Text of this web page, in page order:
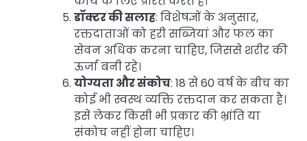
डॉक्टर की सलाह: विशेषज्ञों के अनुसार,
रक्तदाताओं को हरी सब्जियां और फल का
सेवन अधिक करना चाहिए, जिससे शरीर की
ऊर्जा बनी रहे।
योग्यता और संकोच: 18 से 60 वर्ष के बीच का
कोई भी स्वस्थ व्यक्ति रक्तदान कर सकता है।
इसे लेकर किसी भी प्रकार की भ्रांति या
संकोच नहीं होना चाहिए।